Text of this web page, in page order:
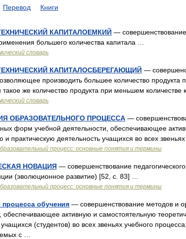
Перевод Книги
КАПИТАЛОЕМКИЙ — совершенствование
большего количества капитала …
словарь
КАПИТАЛОСБЕРЕГАЮЩИЙ —
производить большее количество продукта
такое же количество продукта при меньшем количестве
словарь
ОБРАЗОВАТЕЛЬНОГО ПРОЦЕССА —
форм учебной деятельности, обеспечивающее
и практическую деятельность учащихся во всех
процесс: основные понятия и термины
НОВАЦИЯ — совершенствование
(эволюционное развитие) [52, c. 83] …
процесс: основные понятия и термины
процесса обучения — совершенствование методов и
обеспечивающее активную и самостоятельную
(студентов) во всех звеньях учебного
с …